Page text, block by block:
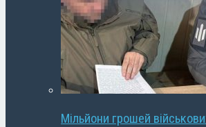
Мільйони грошей